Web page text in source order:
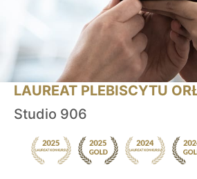
LAUREAT PLEBISCYTU
Studio 906